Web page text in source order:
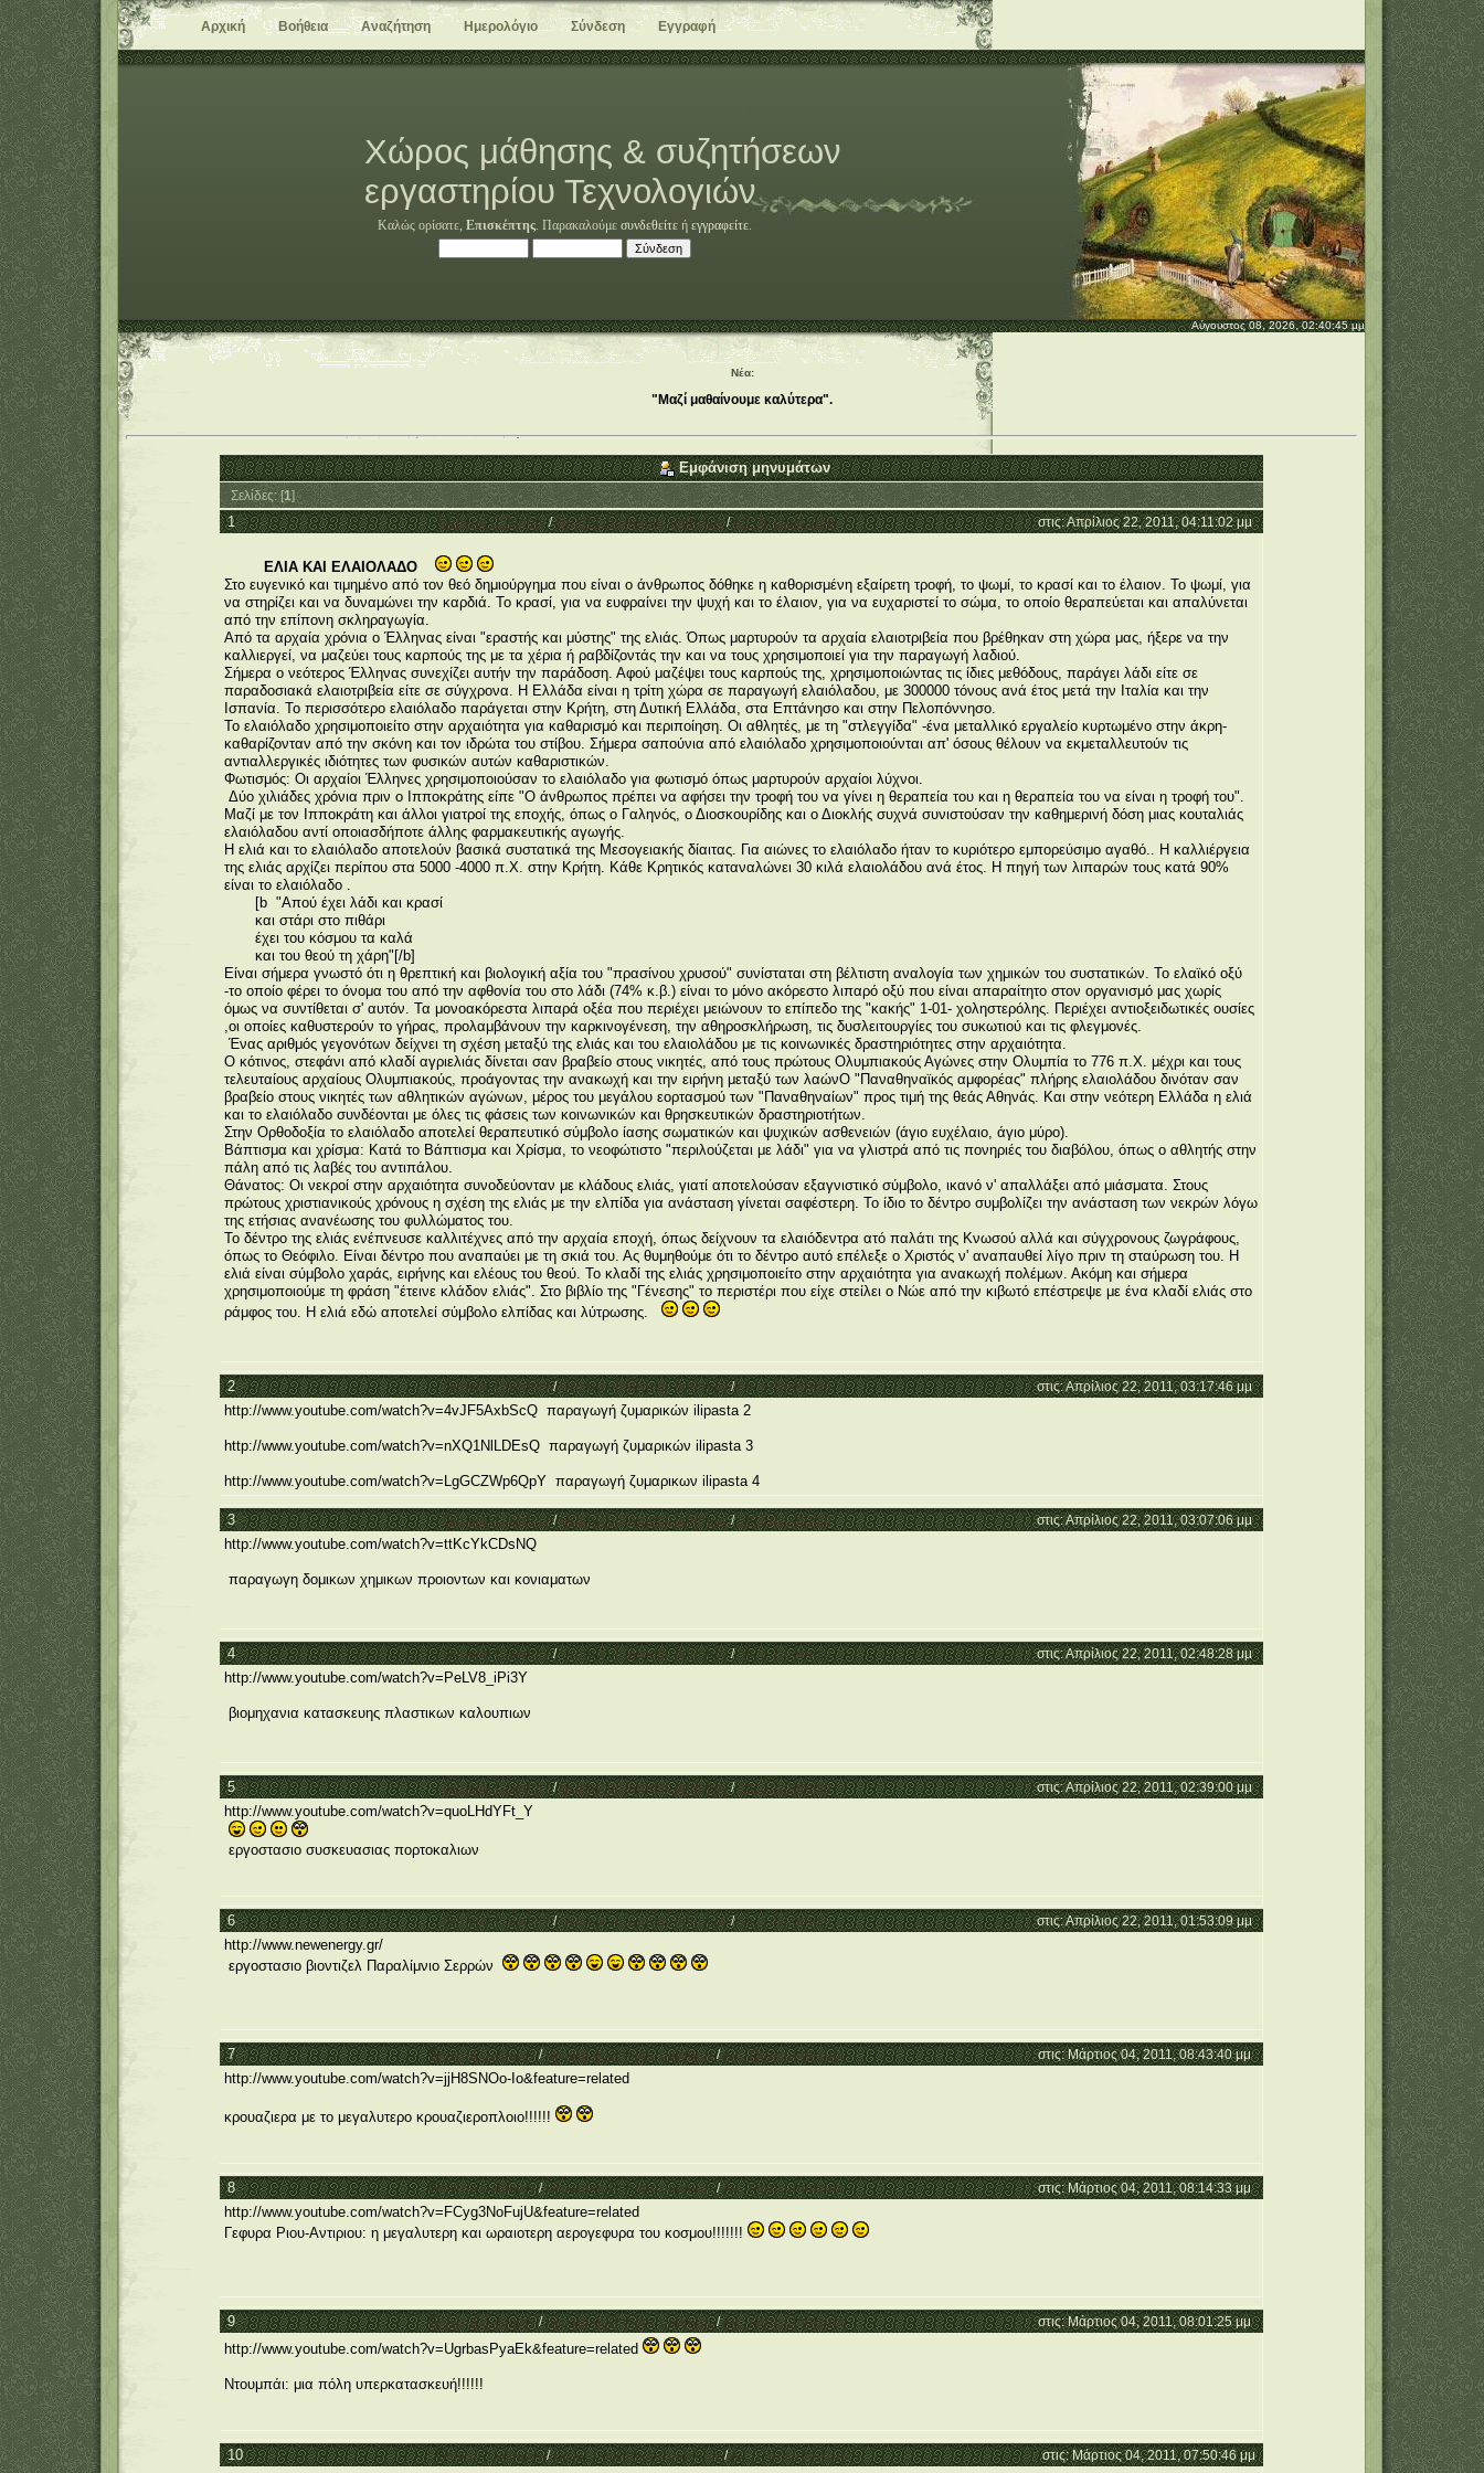
Αρχική Βοήθεια Αναζήτηση Ημερολόγιο Σύνδεση Εγγραφή
Χώρος μάθησης & συζητήσεων
εργαστηρίου Τεχνολογιών
Καλώς ορίσατε, Επισκέπτης. Παρακαλούμε συνδεθείτε ή εγγραφείτε.
Αύγουστος 08, 2026, 02:40:45 μμ
Νέα:
"Μαζί μαθαίνουμε καλύτερα".
Εμφάνιση μηνυμάτων
Σελίδες: [1]
1 General Category/Θέματα συζήτησης μαθητών/Απ: Το ελαιόλαδο στις: Απρίλιος 22, 2011, 04:11:02 μμ
ΕΛΙΑ ΚΑΙ ΕΛΑΙΟΛΑΔΟ
Στο ευγενικό και τιμημένο από τον θεό δημιούργημα που είναι ο άνθρωπος δόθηκε η καθορισμένη εξαίρετη τροφή, το ψωμί, το κρασί και το έλαιον. Το ψωμί, για
να στηρίζει και να δυναμώνει την καρδιά. Το κρασί, για να ευφραίνει την ψυχή και το έλαιον, για να ευχαριστεί το σώμα, το οποίο θεραπεύεται και απαλύνεται
από την επίπονη σκληραγωγία.
Από τα αρχαία χρόνια ο Έλληνας είναι "εραστής και μύστης" της ελιάς. Όπως μαρτυρούν τα αρχαία ελαιοτριβεία που βρέθηκαν στη χώρα μας, ήξερε να την
καλλιεργεί, να μαζεύει τους καρπούς της με τα χέρια ή ραβδίζοντάς την και να τους χρησιμοποιεί για την παραγωγή λαδιού.
Σήμερα ο νεότερος Έλληνας συνεχίζει αυτήν την παράδοση. Αφού μαζέψει τους καρπούς της, χρησιμοποιώντας τις ίδιες μεθόδους, παράγει λάδι είτε σε
παραδοσιακά ελαιοτριβεία είτε σε σύγχρονα. Η Ελλάδα είναι η τρίτη χώρα σε παραγωγή ελαιόλαδου, με 300000 τόνους ανά έτος μετά την Ιταλία και την
Ισπανία. Το περισσότερο ελαιόλαδο παράγεται στην Κρήτη, στη Δυτική Ελλάδα, στα Επτάνησο και στην Πελοπόννησο.
Το ελαιόλαδο χρησιμοποιείτο στην αρχαιότητα για καθαρισμό και περιποίηση. Οι αθλητές, με τη "στλεγγίδα" -ένα μεταλλικό εργαλείο κυρτωμένο στην άκρη-
καθαρίζονταν από την σκόνη και τον ιδρώτα του στίβου. Σήμερα σαπούνια από ελαιόλαδο χρησιμοποιούνται απ' όσους θέλουν να εκμεταλλευτούν τις
αντιαλλεργικές ιδιότητες των φυσικών αυτών καθαριστικών.
Φωτισμός: Οι αρχαίοι Έλληνες χρησιμοποιούσαν το ελαιόλαδο για φωτισμό όπως μαρτυρούν αρχαίοι λύχνοι.
Δύο χιλιάδες χρόνια πριν ο Ιπποκράτης είπε "Ο άνθρωπος πρέπει να αφήσει την τροφή του να γίνει η θεραπεία του και η θεραπεία του να είναι η τροφή του".
Μαζί με τον Ιπποκράτη και άλλοι γιατροί της εποχής, όπως ο Γαληνός, ο Διοσκουρίδης και ο Διοκλής συχνά συνιστούσαν την καθημερινή δόση μιας κουταλιάς
ελαιόλαδου αντί οποιασδήποτε άλλης φαρμακευτικής αγωγής.
Η ελιά και το ελαιόλαδο αποτελούν βασικά συστατικά της Μεσογειακής δίαιτας. Για αιώνες το ελαιόλαδο ήταν το κυριότερο εμπορεύσιμο αγαθό.. Η καλλιέργεια
της ελιάς αρχίζει περίπου στα 5000 -4000 π.Χ. στην Κρήτη. Κάθε Κρητικός καταναλώνει 30 κιλά ελαιολάδου ανά έτος. Η πηγή των λιπαρών τους κατά 90%
είναι το ελαιόλαδο .
[b "Απού έχει λάδι και κρασί
και στάρι στο πιθάρι
έχει του κόσμου τα καλά
και του θεού τη χάρη"[/b]
Είναι σήμερα γνωστό ότι η θρεπτική και βιολογική αξία του "πρασίνου χρυσού" συνίσταται στη βέλτιστη αναλογία των χημικών του συστατικών. Το ελαϊκό οξύ
-το οποίο φέρει το όνομα του από την αφθονία του στο λάδι (74% κ.β.) είναι το μόνο ακόρεστο λιπαρό οξύ που είναι απαραίτητο στον οργανισμό μας χωρίς
όμως να συντίθεται σ' αυτόν. Τα μονοακόρεστα λιπαρά οξέα που περιέχει μειώνουν το επίπεδο της "κακής" 1-01- χοληστερόλης. Περιέχει αντιοξειδωτικές ουσίες
,οι οποίες καθυστερούν το γήρας, προλαμβάνουν την καρκινογένεση, την αθηροσκλήρωση, τις δυσλειτουργίες του συκωτιού και τις φλεγμονές.
Ένας αριθμός γεγονότων δείχνει τη σχέση μεταξύ της ελιάς και του ελαιολάδου με τις κοινωνικές δραστηριότητες στην αρχαιότητα.
Ο κότινος, στεφάνι από κλαδί αγριελιάς δίνεται σαν βραβείο στους νικητές, από τους πρώτους Ολυμπιακούς Αγώνες στην Ολυμπία το 776 π.Χ. μέχρι και τους
τελευταίους αρχαίους Ολυμπιακούς, προάγοντας την ανακωχή και την ειρήνη μεταξύ των λαώνΟ "Παναθηναϊκός αμφορέας" πλήρης ελαιολάδου δινόταν σαν
βραβείο στους νικητές των αθλητικών αγώνων, μέρος του μεγάλου εορτασμού των "Παναθηναίων" προς τιμή της θεάς Αθηνάς. Και στην νεότερη Ελλάδα η ελιά
και το ελαιόλαδο συνδέονται με όλες τις φάσεις των κοινωνικών και θρησκευτικών δραστηριοτήτων.
Στην Ορθοδοξία το ελαιόλαδο αποτελεί θεραπευτικό σύμβολο ίασης σωματικών και ψυχικών ασθενειών (άγιο ευχέλαιο, άγιο μύρο).
Βάπτισμα και χρίσμα: Κατά το Βάπτισμα και Χρίσμα, το νεοφώτιστο "περιλούζεται με λάδι" για να γλιστρά από τις πονηριές του διαβόλου, όπως ο αθλητής στην
πάλη από τις λαβές του αντιπάλου.
Θάνατος: Οι νεκροί στην αρχαιότητα συνοδεύονταν με κλάδους ελιάς, γιατί αποτελούσαν εξαγνιστικό σύμβολο, ικανό ν' απαλλάξει από μιάσματα. Στους
πρώτους χριστιανικούς χρόνους η σχέση της ελιάς με την ελπίδα για ανάσταση γίνεται σαφέστερη. Το ίδιο το δέντρο συμβολίζει την ανάσταση των νεκρών λόγω
της ετήσιας ανανέωσης του φυλλώματος του.
Το δέντρο της ελιάς ενέπνευσε καλλιτέχνες από την αρχαία εποχή, όπως δείχνουν τα ελαιόδεντρα ατό παλάτι της Κνωσού αλλά και σύγχρονους ζωγράφους,
όπως το Θεόφιλο. Είναι δέντρο που αναπαύει με τη σκιά του. Ας θυμηθούμε ότι το δέντρο αυτό επέλεξε ο Χριστός ν' αναπαυθεί λίγο πριν τη σταύρωση του. Η
ελιά είναι σύμβολο χαράς, ειρήνης και ελέους του θεού. Το κλαδί της ελιάς χρησιμοποιείτο στην αρχαιότητα για ανακωχή πολέμων. Ακόμη και σήμερα
χρησιμοποιούμε τη φράση "έτεινε κλάδον ελιάς". Στο βιβλίο της "Γένεσης" το περιστέρι που είχε στείλει ο Νώε από την κιβωτό επέστρεψε με ένα κλαδί ελιάς στο
ράμφος του. Η ελιά εδώ αποτελεί σύμβολο ελπίδας και λύτρωσης.
2 General Category/Θέματα συζήτησης μαθητών/Απ: Εργοστάσια στις: Απρίλιος 22, 2011, 03:17:46 μμ
http://www.youtube.com/watch?v=4vJF5AxbScQπαραγωγή ζυμαρικών ilipasta 2
http://www.youtube.com/watch?v=nXQ1NlLDEsQπαραγωγή ζυμαρικών ilipasta 3
http://www.youtube.com/watch?v=LgGCZWp6QpYπαραγωγή ζυμαρικων ilipasta 4
3 General Category/Θέματα συζήτησης μαθητών/Απ: Εργοστάσια στις: Απρίλιος 22, 2011, 03:07:06 μμ
http://www.youtube.com/watch?v=ttKcYkCDsNQ
παραγωγη δομικων χημικων προιοντων και κονιαματων
4 General Category/Θέματα συζήτησης μαθητών/Απ: Εργοστάσια στις: Απρίλιος 22, 2011, 02:48:28 μμ
http://www.youtube.com/watch?v=PeLV8_iPi3Y
βιομηχανια κατασκευης πλαστικων καλουπιων
5 General Category/Θέματα συζήτησης μαθητών/Απ: Εργοστάσια στις: Απρίλιος 22, 2011, 02:39:00 μμ
http://www.youtube.com/watch?v=quoLHdYFt_Y
εργοστασιο συσκευασιας πορτοκαλιων
6 General Category/Θέματα συζήτησης μαθητών/Απ: Εργοστάσια στις: Απρίλιος 22, 2011, 01:53:09 μμ
http://www.newenergy.gr/
εργοστασιο βιοντιζελ Παραλίμνιο Σερρών
7 General Category/Θέματα συζήτησης μαθητών/Απ: Υπερκατασκευές στις: Μάρτιος 04, 2011, 08:43:40 μμ
http://www.youtube.com/watch?v=jjH8SNOo-Io&feature=related
κρουαζιερα με το μεγαλυτερο κρουαζιεροπλοιο!!!!!!
8 General Category/Θέματα συζήτησης μαθητών/Απ: Υπερκατασκευές στις: Μάρτιος 04, 2011, 08:14:33 μμ
http://www.youtube.com/watch?v=FCyg3NoFujU&feature=related
Γεφυρα Ριου-Αντιριου: η μεγαλυτερη και ωραιοτερη αερογεφυρα του κοσμου!!!!!!!
9 General Category/Θέματα συζήτησης μαθητών/Απ: Υπερκατασκευές στις: Μάρτιος 04, 2011, 08:01:25 μμ
http://www.youtube.com/watch?v=UgrbasPyaEk&feature=related
Ντουμπάι: μια πόλη υπερκατασκευή!!!!!!
10 General Category/Θέματα συζήτησης μαθητών/Απ: Υπερκατασκευές στις: Μάρτιος 04, 2011, 07:50:46 μμ